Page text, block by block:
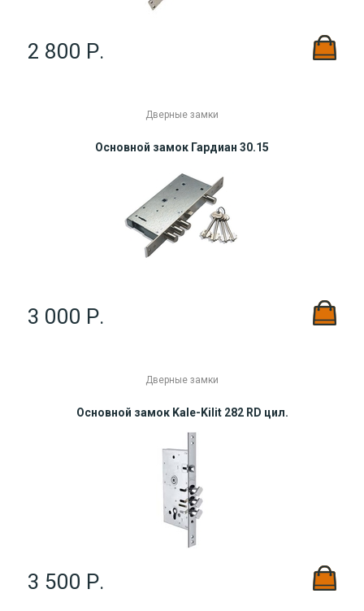
2 800 Р.
Дверные замки
Основной замок Гардиан 30.15
3 000 Р.
Дверные замки
Основной замок Kale-Kilit 282 RD цил.
3 500 Р.